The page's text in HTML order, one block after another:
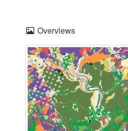
Overviews